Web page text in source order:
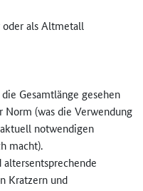
oder als Altmetall
Gesamtlänge gesehen
(was die Verwendung
notwendigen
macht).
Kratzern und